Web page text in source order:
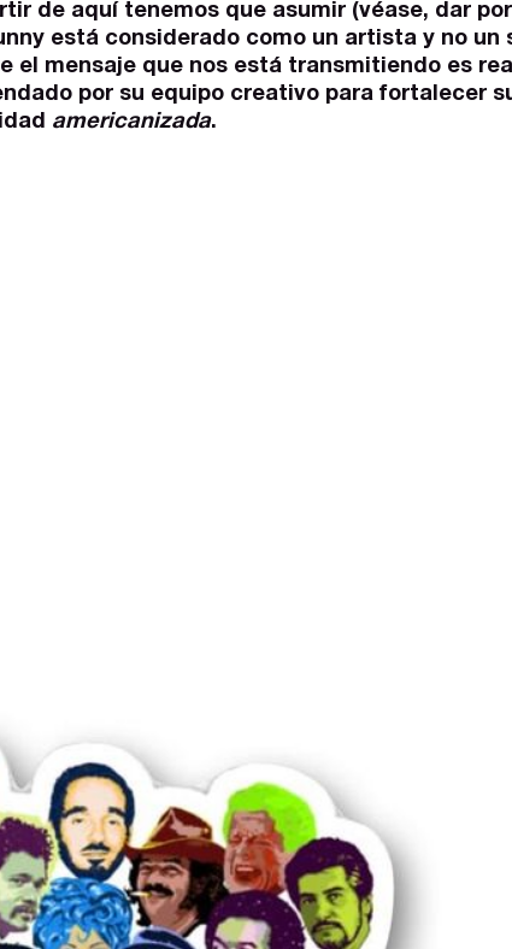
de aquí tenemos que asumir (véase, dar
está considerado como un artista y no un
el mensaje que nos está transmitiendo es
por su equipo creativo para fortalecer
americanizada.